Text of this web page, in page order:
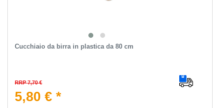
Cucchiaio da birra in plastica da 80 cm
RRP 7,70 €
5,80 € *